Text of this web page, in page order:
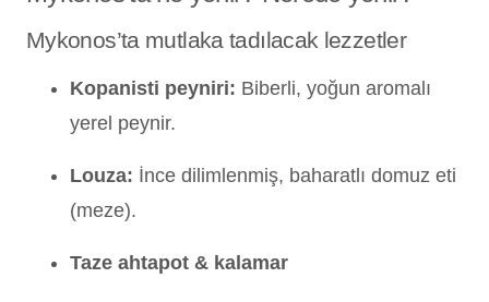
Mykonos’ta mutlaka tadılacak lezzetler
Kopanisti peyniri: Biberli, yoğun aromalı
yerel peynir.
Louza: İnce dilimlenmiş, baharatlı domuz eti
(meze).
Taze ahtapot & kalamar